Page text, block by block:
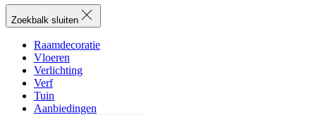
Zoekbalk sluiten
Raamdecoratie
Vloeren
Verlichting
Verf
Tuin
Aanbiedingen